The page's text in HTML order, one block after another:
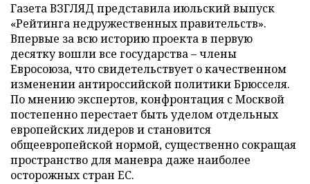
Газета ВЗГЛЯД представила июльский выпуск
«Рейтинга недружественных правительств».
Впервые за всю историю проекта в первую
десятку вошли все государства – члены
Евросоюза, что свидетельствует о качественном
изменении антироссийской политики Брюсселя.
По мнению экспертов, конфронтация с Москвой
постепенно перестает быть уделом отдельных
европейских лидеров и становится
общеевропейской нормой, существенно сокращая
пространство для маневра даже наиболее
осторожных стран ЕС.